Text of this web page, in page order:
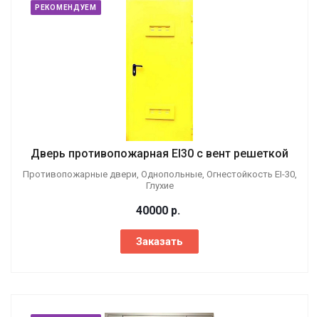
РЕКОМЕНДУЕМ
Дверь противопожарная EI30 с вент решеткой
Противопожарные двери, Однопольные, Огнестойкость EI-30,
Глухие
40000 р.
Заказать